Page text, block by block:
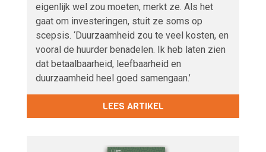
eigenlijk wel zou moeten, merkt ze. Als het
gaat om investeringen, stuit ze soms op
scepsis. ‘Duurzaamheid zou te veel kosten, en
vooral de huurder benadelen. Ik heb laten zien
dat betaalbaarheid, leefbaarheid en
duurzaamheid heel goed samengaan.’
LEES ARTIKEL